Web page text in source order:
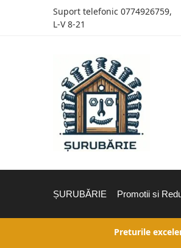
Suport telefonic 0774926759,
L-V 8-21
ȘURUBĂRIE Promotii si
Preturile